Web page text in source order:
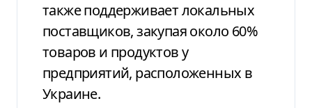
также поддерживает локальных
поставщиков, закупая около 60%
товаров и продуктов у
предприятий, расположенных в
Украине.